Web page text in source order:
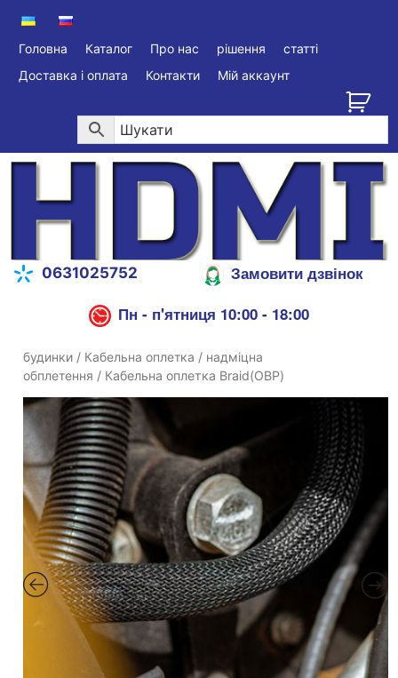
Головна Каталог Про нас рішення
статті
Доставка і оплата
Контакти Мій аккаунт
0631025752
Замовити дзвінок
Пн - п'ятниця 10:00 - 18:00
будинки / Кабельна оплетка / надміцна
обплетення / Кабельна оплетка Braid(ОВР)